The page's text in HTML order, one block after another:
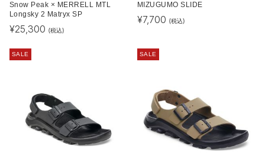
Snow Peak × MERRELL MTL
Longsky 2 Matryx SP
¥25,300 (税込)
MIZUGUMO SLIDE
¥7,700 (税込)
SALE SALE